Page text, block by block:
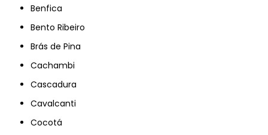
Benfica
Bento Ribeiro
Brás de Pina
Cachambi
Cascadura
Cavalcanti
Cocotá